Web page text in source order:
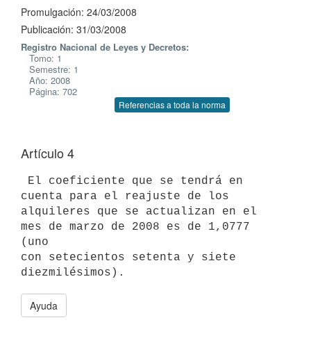
Promulgación: 24/03/2008
Publicación: 31/03/2008
Registro Nacional de Leyes y Decretos:
Tomo: 1
Semestre: 1
Año: 2008
Página: 702
Referencias a toda la norma
Artículo 4
cuenta para el reajuste de los
alquileres que se actualizan en el
mes de marzo de 2008 es de 1,0777
(uno
con setecientos setenta y siete
Ayuda